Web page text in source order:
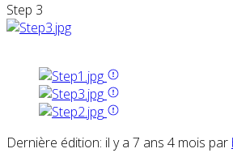
Step 3
Dernière édition: il y a 7 ans 4 mois par